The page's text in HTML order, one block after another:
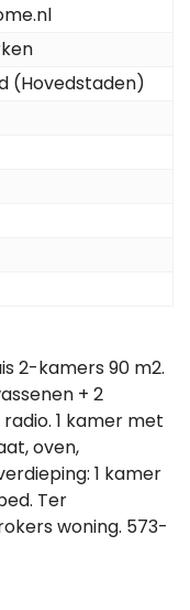
(Hovedstaden)
2-kamers 90 m2.
+ 2
1 kamer met
oven,
1 kamer
Ter
woning. 573-